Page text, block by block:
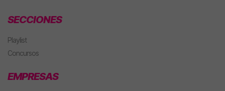
SECCIONES
Playlist
Concursos
EMPRESAS